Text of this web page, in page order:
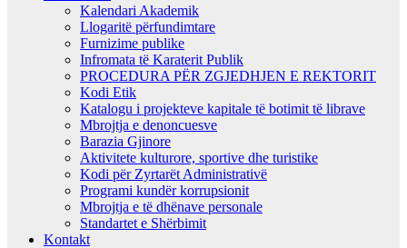
Kalendari Akademik
Llogaritë përfundimtare
Furnizime publike
Infromata të Karaterit Publik
PROCEDURA PËR ZGJEDHJEN E REKTORIT
Kodi Etik
Katalogu i projekteve kapitale të botimit të librave
Mbrojtja e denoncuesve
Barazia Gjinore
Aktivitete kulturore, sportive dhe turistike
Kodi për Zyrtarët Administrativë
Programi kundër korrupsionit
Mbrojtja e të dhënave personale
Standartet e Shërbimit
Kontakt